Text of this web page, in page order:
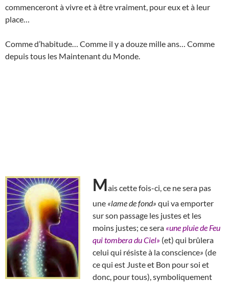
commenceront à vivre et à être vraiment, pour eux et à leur
place…
Comme d’habitude… Comme il y a douze mille ans… Comme
depuis tous les Maintenant du Monde.
Mais cette fois-ci, ce ne sera pas
une «lame de fond» qui va emporter
sur son passage les justes et les
moins justes; ce sera «une pluie de Feu
qui tombera du Ciel» (et) qui brûlera
celui qui résiste à la conscience» (de
ce qui est Juste et Bon pour soi et
donc, pour tous), symboliquement